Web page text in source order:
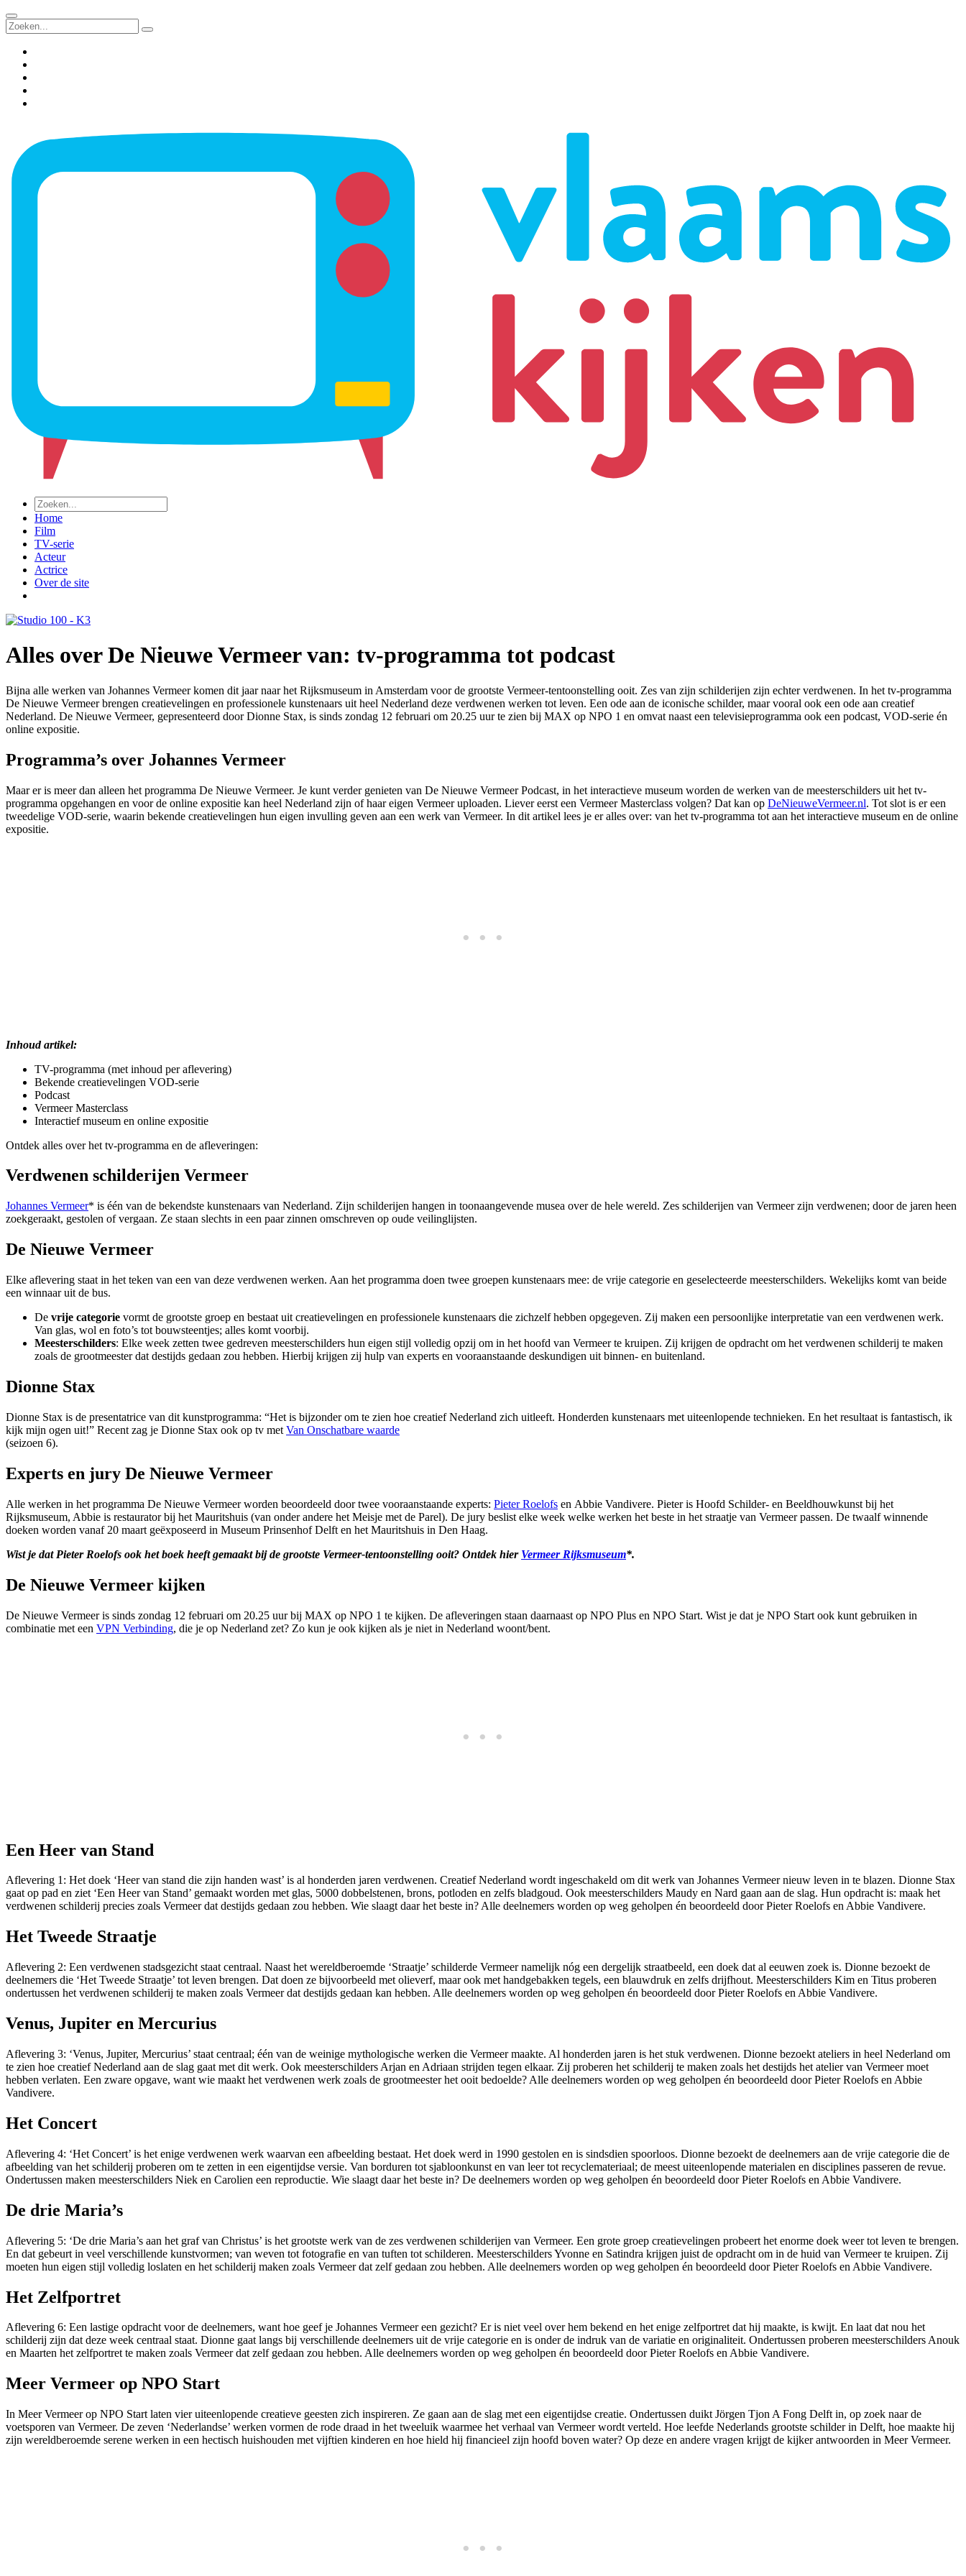
Home
Film
TV-serie
Acteur
Actrice
Over de site
Alles over De Nieuwe Vermeer van: tv-programma tot podcast
Bijna alle werken van Johannes Vermeer komen dit jaar naar het Rijksmuseum in Amsterdam voor de grootste Vermeer-tentoonstelling ooit. Zes van zijn schilderijen zijn echter verdwenen. In het tv-programma
De Nieuwe Vermeer brengen creatievelingen en professionele kunstenaars uit heel Nederland deze verdwenen werken tot leven. Een ode aan de iconische schilder, maar vooral ook een ode aan creatief
Nederland. De Nieuwe Vermeer, gepresenteerd door Dionne Stax, is sinds zondag 12 februari om 20.25 uur te zien bij MAX op NPO 1 en omvat naast een televisieprogramma ook een podcast, VOD-serie én
online expositie.
Programma’s over Johannes Vermeer
Maar er is meer dan alleen het programma De Nieuwe Vermeer. Je kunt verder genieten van De Nieuwe Vermeer Podcast, in het interactieve museum worden de werken van de meesterschilders uit het tv-
programma opgehangen en voor de online expositie kan heel Nederland zijn of haar eigen Vermeer uploaden. Liever eerst een Vermeer Masterclass volgen? Dat kan op DeNieuweVermeer.nl. Tot slot is er een
tweedelige VOD-serie, waarin bekende creatievelingen hun eigen invulling geven aan een werk van Vermeer. In dit artikel lees je er alles over: van het tv-programma tot aan het interactieve museum en de online
expositie.
Inhoud artikel:
TV-programma (met inhoud per aflevering)
Bekende creatievelingen VOD-serie
Podcast
Vermeer Masterclass
Interactief museum en online expositie
Ontdek alles over het tv-programma en de afleveringen:
Verdwenen schilderijen Vermeer
Johannes Vermeer* is één van de bekendste kunstenaars van Nederland. Zijn schilderijen hangen in toonaangevende musea over de hele wereld. Zes schilderijen van Vermeer zijn verdwenen; door de jaren heen
zoekgeraakt, gestolen of vergaan. Ze staan slechts in een paar zinnen omschreven op oude veilinglijsten.
De Nieuwe Vermeer
Elke aflevering staat in het teken van een van deze verdwenen werken. Aan het programma doen twee groepen kunstenaars mee: de vrije categorie en geselecteerde meesterschilders. Wekelijks komt van beide
een winnaar uit de bus.
De vrije categorie vormt de grootste groep en bestaat uit creatievelingen en professionele kunstenaars die zichzelf hebben opgegeven. Zij maken een persoonlijke interpretatie van een verdwenen werk.
Van glas, wol en foto’s tot bouwsteentjes; alles komt voorbij.
Meesterschilders: Elke week zetten twee gedreven meesterschilders hun eigen stijl volledig opzij om in het hoofd van Vermeer te kruipen. Zij krijgen de opdracht om het verdwenen schilderij te maken
zoals de grootmeester dat destijds gedaan zou hebben. Hierbij krijgen zij hulp van experts en vooraanstaande deskundigen uit binnen- en buitenland.
Dionne Stax
Dionne Stax is de presentatrice van dit kunstprogramma: “Het is bijzonder om te zien hoe creatief Nederland zich uitleeft. Honderden kunstenaars met uiteenlopende technieken. En het resultaat is fantastisch, ik
kijk mijn ogen uit!” Recent zag je Dionne Stax ook op tv met Van Onschatbare waarde
(seizoen 6).
Experts en jury De Nieuwe Vermeer
Alle werken in het programma De Nieuwe Vermeer worden beoordeeld door twee vooraanstaande experts: Pieter Roelofs en Abbie Vandivere. Pieter is Hoofd Schilder- en Beeldhouwkunst bij het
Rijksmuseum, Abbie is restaurator bij het Mauritshuis (van onder andere het Meisje met de Parel). De jury beslist elke week welke werken het beste in het straatje van Vermeer passen. De twaalf winnende
doeken worden vanaf 20 maart geëxposeerd in Museum Prinsenhof Delft en het Mauritshuis in Den Haag.
Wist je dat Pieter Roelofs ook het boek heeft gemaakt bij de grootste Vermeer-tentoonstelling ooit? Ontdek hier Vermeer Rijksmuseum*.
De Nieuwe Vermeer kijken
De Nieuwe Vermeer is sinds zondag 12 februari om 20.25 uur bij MAX op NPO 1 te kijken. De afleveringen staan daarnaast op NPO Plus en NPO Start. Wist je dat je NPO Start ook kunt gebruiken in
combinatie met een VPN Verbinding, die je op Nederland zet? Zo kun je ook kijken als je niet in Nederland woont/bent.
Een Heer van Stand
Aflevering 1: Het doek ‘Heer van stand die zijn handen wast’ is al honderden jaren verdwenen. Creatief Nederland wordt ingeschakeld om dit werk van Johannes Vermeer nieuw leven in te blazen. Dionne Stax
gaat op pad en ziet ‘Een Heer van Stand’ gemaakt worden met glas, 5000 dobbelstenen, brons, potloden en zelfs bladgoud. Ook meesterschilders Maudy en Nard gaan aan de slag. Hun opdracht is: maak het
verdwenen schilderij precies zoals Vermeer dat destijds gedaan zou hebben. Wie slaagt daar het beste in? Alle deelnemers worden op weg geholpen én beoordeeld door Pieter Roelofs en Abbie Vandivere.
Het Tweede Straatje
Aflevering 2: Een verdwenen stadsgezicht staat centraal. Naast het wereldberoemde ‘Straatje’ schilderde Vermeer namelijk nóg een dergelijk straatbeeld, een doek dat al eeuwen zoek is. Dionne bezoekt de
deelnemers die ‘Het Tweede Straatje’ tot leven brengen. Dat doen ze bijvoorbeeld met olieverf, maar ook met handgebakken tegels, een blauwdruk en zelfs drijfhout. Meesterschilders Kim en Titus proberen
ondertussen het verdwenen schilderij te maken zoals Vermeer dat destijds gedaan kan hebben. Alle deelnemers worden op weg geholpen én beoordeeld door Pieter Roelofs en Abbie Vandivere.
Venus, Jupiter en Mercurius
Aflevering 3: ‘Venus, Jupiter, Mercurius’ staat centraal; één van de weinige mythologische werken die Vermeer maakte. Al honderden jaren is het stuk verdwenen. Dionne bezoekt ateliers in heel Nederland om
te zien hoe creatief Nederland aan de slag gaat met dit werk. Ook meesterschilders Arjan en Adriaan strijden tegen elkaar. Zij proberen het schilderij te maken zoals het destijds het atelier van Vermeer moet
hebben verlaten. Een zware opgave, want wie maakt het verdwenen werk zoals de grootmeester het ooit bedoelde? Alle deelnemers worden op weg geholpen én beoordeeld door Pieter Roelofs en Abbie
Vandivere.
Het Concert
Aflevering 4: ‘Het Concert’ is het enige verdwenen werk waarvan een afbeelding bestaat. Het doek werd in 1990 gestolen en is sindsdien spoorloos. Dionne bezoekt de deelnemers aan de vrije categorie die de
afbeelding van het schilderij proberen om te zetten in een eigentijdse versie. Van borduren tot sjabloonkunst en van leer tot recyclemateriaal; de meest uiteenlopende materialen en disciplines passeren de revue.
Ondertussen maken meesterschilders Niek en Carolien een reproductie. Wie slaagt daar het beste in? De deelnemers worden op weg geholpen én beoordeeld door Pieter Roelofs en Abbie Vandivere.
De drie Maria’s
Aflevering 5: ‘De drie Maria’s aan het graf van Christus’ is het grootste werk van de zes verdwenen schilderijen van Vermeer. Een grote groep creatievelingen probeert het enorme doek weer tot leven te brengen.
En dat gebeurt in veel verschillende kunstvormen; van weven tot fotografie en van tuften tot schilderen. Meesterschilders Yvonne en Satindra krijgen juist de opdracht om in de huid van Vermeer te kruipen. Zij
moeten hun eigen stijl volledig loslaten en het schilderij maken zoals Vermeer dat zelf gedaan zou hebben. Alle deelnemers worden op weg geholpen én beoordeeld door Pieter Roelofs en Abbie Vandivere.
Het Zelfportret
Aflevering 6: Een lastige opdracht voor de deelnemers, want hoe geef je Johannes Vermeer een gezicht? Er is niet veel over hem bekend en het enige zelfportret dat hij maakte, is kwijt. En laat dat nou het
schilderij zijn dat deze week centraal staat. Dionne gaat langs bij verschillende deelnemers uit de vrije categorie en is onder de indruk van de variatie en originaliteit. Ondertussen proberen meesterschilders Anouk
en Maarten het zelfportret te maken zoals Vermeer dat zelf gedaan zou hebben. Alle deelnemers worden op weg geholpen én beoordeeld door Pieter Roelofs en Abbie Vandivere.
Meer Vermeer op NPO Start
In Meer Vermeer op NPO Start laten vier uiteenlopende creatieve geesten zich inspireren. Ze gaan aan de slag met een eigentijdse creatie. Ondertussen duikt Jörgen Tjon A Fong Delft in, op zoek naar de
voetsporen van Vermeer. De zeven ‘Nederlandse’ werken vormen de rode draad in het tweeluik waarmee het verhaal van Vermeer wordt verteld. Hoe leefde Nederlands grootste schilder in Delft, hoe maakte hij
zijn wereldberoemde serene werken in een hectisch huishouden met vijftien kinderen en hoe hield hij financieel zijn hoofd boven water? Op deze en andere vragen krijgt de kijker antwoorden in Meer Vermeer.